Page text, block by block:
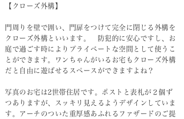
【クローズ外構】
門周りを壁で囲い、門扉をつけて完全に閉じる外構を
クローズ外構といいます。 防犯的に安心ですし、お
庭で過ごす時によりプライベートな空間として使うこ
とができます。ワンちゃんがいるお宅もクローズ外構
だと自由に遊ばせるスペースができますよね？
写真のお宅は2世帯住居です。ポストと表札が２個ず
つありますが、スッキリ見えるようデザインしていま
す。アーチのついた重厚感あふれるファザードのご提